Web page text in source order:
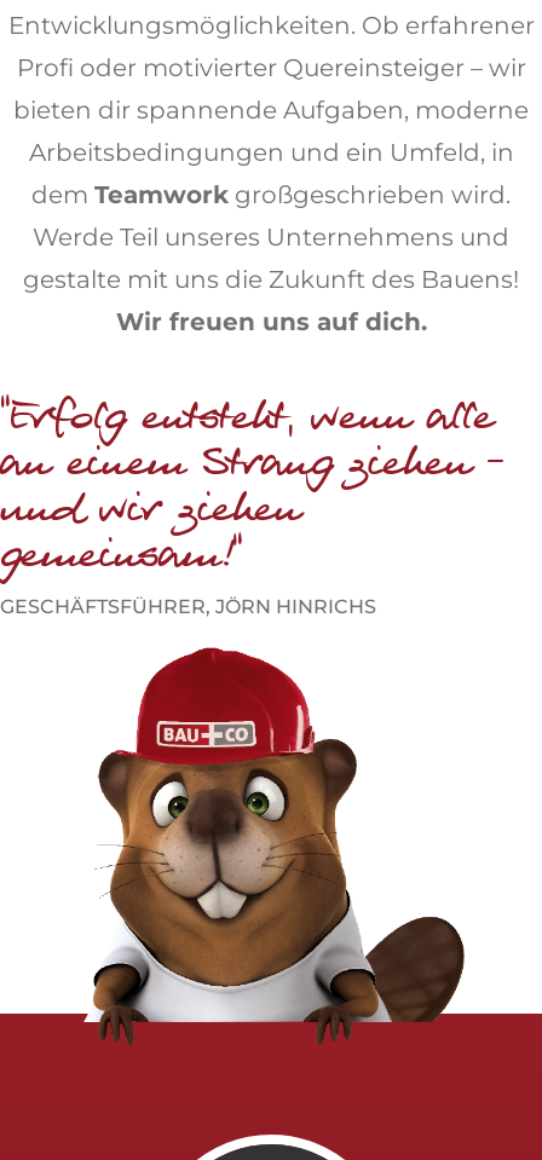
Entwicklungsmöglichkeiten. Ob erfahrener
Profi oder motivierter Quereinsteiger – wir
bieten dir spannende Aufgaben, moderne
Arbeitsbedingungen und ein Umfeld, in
dem Teamwork großgeschrieben wird.
Werde Teil unseres Unternehmens und
gestalte mit uns die Zukunft des Bauens!
Wir freuen uns auf dich.
“Erfolg entsteht, wenn alle
an einem Strang ziehen –
und wir ziehen
gemeinsam!“
GESCHÄFTSFÜHRER, JÖRN HINRICHS